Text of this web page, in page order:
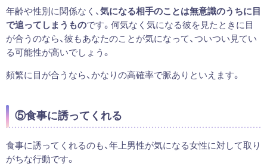
年齢や性別に関係なく、気になる相手のことは無意識のうちに目
で追ってしまうものです。何気なく気になる彼を見たときに目
が合うのなら、彼もあなたのことが気になって、ついつい見てい
る可能性が高いでしょう。
頻繁に目が合うなら、かなりの高確率で脈ありといえます。
⑤食事に誘ってくれる
食事に誘ってくれるのも、年上男性が気になる女性に対して取り
がちな行動です。